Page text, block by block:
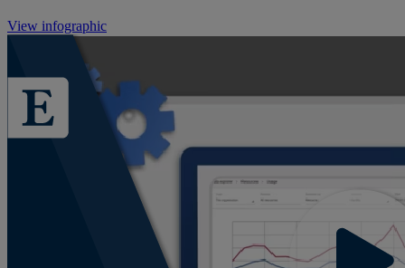
View infographic